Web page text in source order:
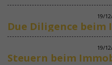
19/
19/